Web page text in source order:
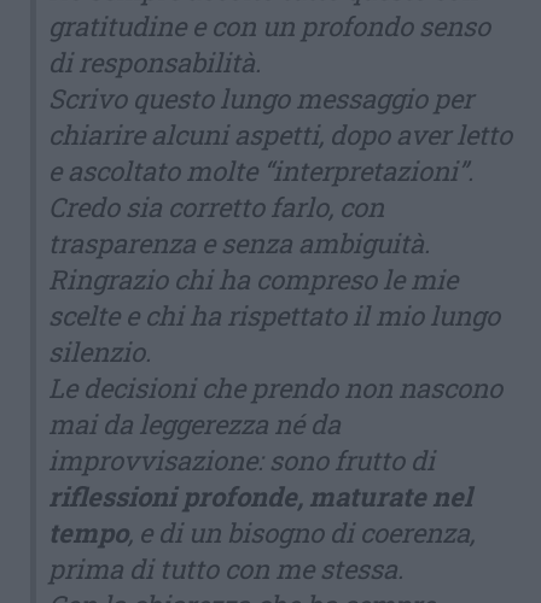
gratitudine e con un profondo senso
di responsabilità.
Scrivo questo lungo messaggio per
chiarire alcuni aspetti, dopo aver letto
e ascoltato molte “interpretazioni”.
Credo sia corretto farlo, con
trasparenza e senza ambiguità.
Ringrazio chi ha compreso le mie
scelte e chi ha rispettato il mio lungo
silenzio.
Le decisioni che prendo non nascono
mai da leggerezza né da
improvvisazione: sono frutto di
riflessioni profonde, maturate nel
tempo, e di un bisogno di coerenza,
prima di tutto con me stessa.